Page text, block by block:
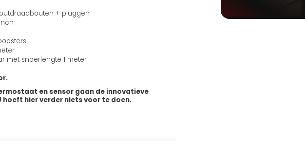
+ pluggen
met snoerlengte 1 meter
en sensor gaan de innovatieve
hier verder niets voor te doen.